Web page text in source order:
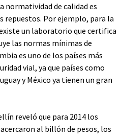
normatividad de calidad es
repuestos. Por ejemplo, para la
un laboratorio que certifica
las normas mínimas de
es uno de los países más
vial, ya que países como
y México ya tienen un gran
reveló que para 2014 los
al billón de pesos, los